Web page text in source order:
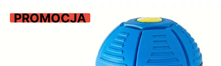
PROMOCJA